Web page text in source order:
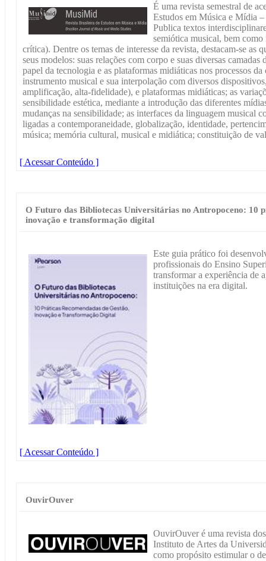
É uma revista semestral de
Estudos em Música e Mídia
Publica textos
semiótica musical, bem
crítica). Dentre os temas de interesse da revista, destacam-se as
seus modelos: suas relações com corpo e suas diversas
papel da tecnologia e as plataformas midiáticas nos processos
instrumento musical e sua interpolação com diversos
amplificação, alta-fidelidade), e plataformas midiáticas; as
sensibilidade estética, mediante a introdução das diferentes
mudanças na sensibilidade; as interfaces da linguagem musical
ligadas a contemporaneidade, globalização, identidade,
música; memória cultural, musical e midiática; constituição de
[ Acessar Conteúdo ]
O Futuro das Bibliotecas Universitárias no Antropoceno: 10
inovação e transformação digital
Este guia prático foi
profissionais do Ensino
transformar a experiência de
instituições na era digital.
[ Acessar Conteúdo ]
OuvirOuver
OuvirOuver é uma revista
Instituto de Artes da
como propósito estimular o